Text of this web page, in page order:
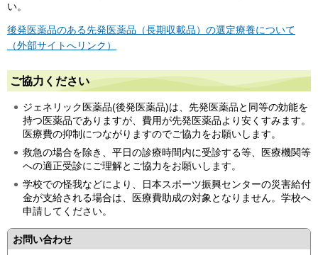
い。
後発医薬品のある先発医薬品（長期収載品）の選定療養について
（外部サイトへリンク）
ご協力ください
ジェネリック医薬品(後発医薬品)は、先発医薬品と同等の効能を
持つ医薬品でありますが、費用が先発医薬品より安くすみます。
医療費の抑制につながりますのでご協力をお願いします。
救急の場合を除き、平日の診療時間内に受診する等、医療機関等
への適正受診にご理解とご協力をお願いします。
学校での怪我などにより、日本スポーツ振興センターの災害給付
金が支給される場合は、医療費助成の対象となりません。学校へ
申請してください。
お問い合わせ